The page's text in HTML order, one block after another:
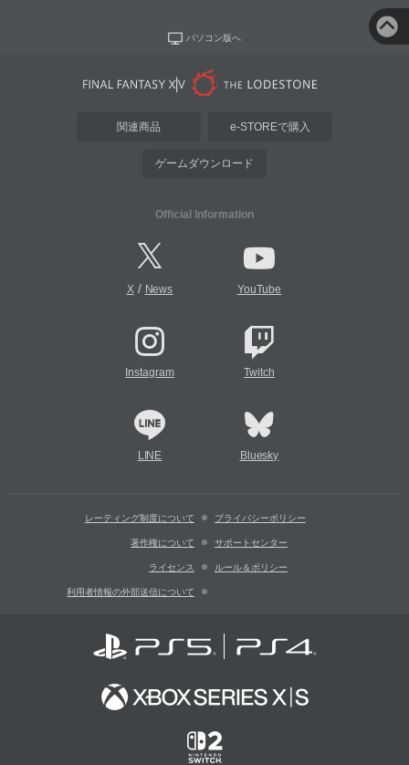
パソコン版へ
関連商品 e-STOREで購入
ゲームダウンロード
Official Information
X/ News YouTube
Instagram Twitch
LINE Bluesky
レーティング制度について プライバシーポリシー
著作権について サポートセンター
ライセンス ルール＆ポリシー
利用者情報の外部送信について